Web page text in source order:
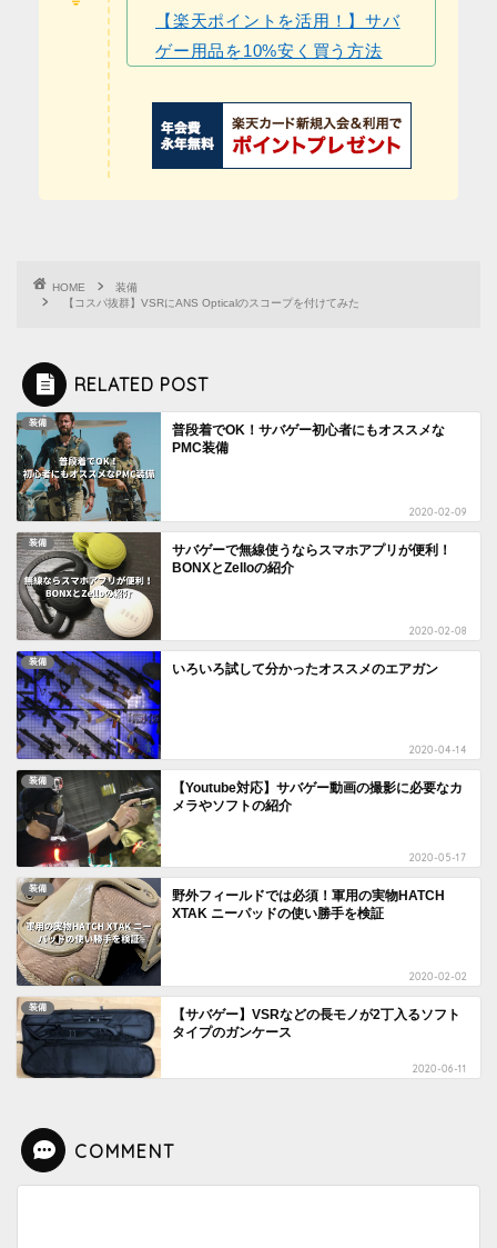
【楽天ポイントを活用！】サバ
ゲー用品を10%安く買う方法
HOME
装備
【コスパ抜群】VSRにANS Opticalのスコープを付けてみた
RELATED POST
装備
普段着でOK！サバゲー初心者にもオススメな
PMC装備
2020-02-09
装備
サバゲーで無線使うならスマホアプリが便利！
BONXとZelloの紹介
2020-02-08
装備 いろいろ試して分かったオススメのエアガン
2020-04-14
装備
【Youtube対応】サバゲー動画の撮影に必要なカ
メラやソフトの紹介
2020-05-17
装備
野外フィールドでは必須！軍用の実物HATCH
XTAK ニーパッドの使い勝手を検証
2020-02-02
装備
【サバゲー】VSRなどの長モノが2丁入るソフト
タイプのガンケース
2020-06-11
COMMENT